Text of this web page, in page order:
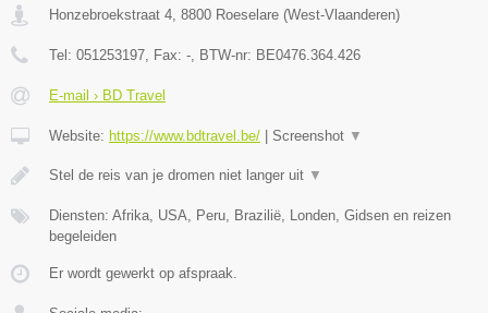
Honzebroekstraat 4, 8800 Roeselare (West-Vlaanderen)
Tel: 051253197, Fax: -, BTW-nr: BE0476.364.426
E-mail › BD Travel
Website: https://www.bdtravel.be/ Screenshot ▼
Stel de reis van je dromen niet langer uit ▼
Diensten: Afrika, USA, Peru, Brazilië, Londen, Gidsen en reizen
begeleiden
Er wordt gewerkt op afspraak.